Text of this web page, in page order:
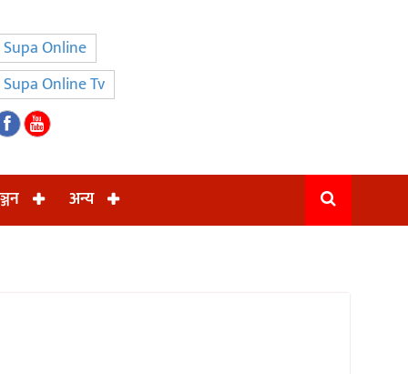
Supa Online
Supa Online Tv
अन्य